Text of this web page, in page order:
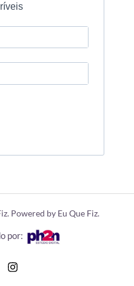
Powered by Eu Que Fiz.
por: